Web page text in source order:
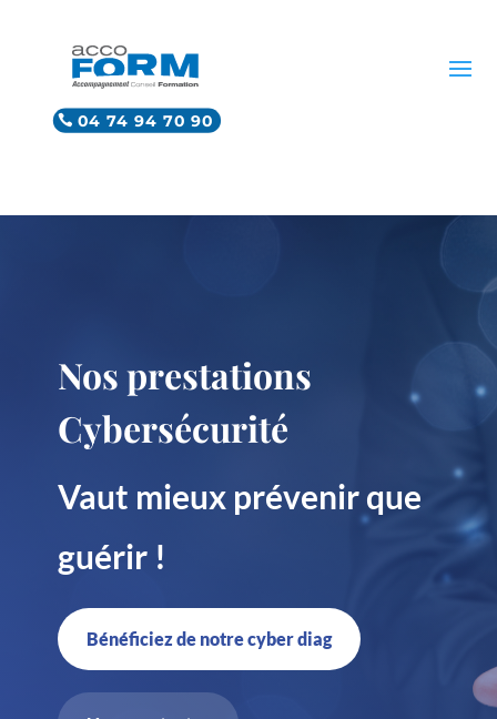
04 74 94 70 90
Nos prestations
Cybersécurité
Vaut mieux prévenir que
guérir !
Bénéficiez de notre cyber diag